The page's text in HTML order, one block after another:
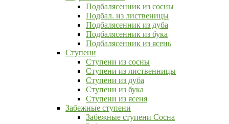
Подбалясенник из сосны
Подбал. из лиственицы
Подбалясенник из дуба
Подбалясенник из бука
Подбалясенник из ясень
Ступени
Ступени из сосны
Ступени из лиственницы
Ступени из дуба
Ступени из бука
Ступени из ясеня
Забежные ступени
Забежные ступени Сосна